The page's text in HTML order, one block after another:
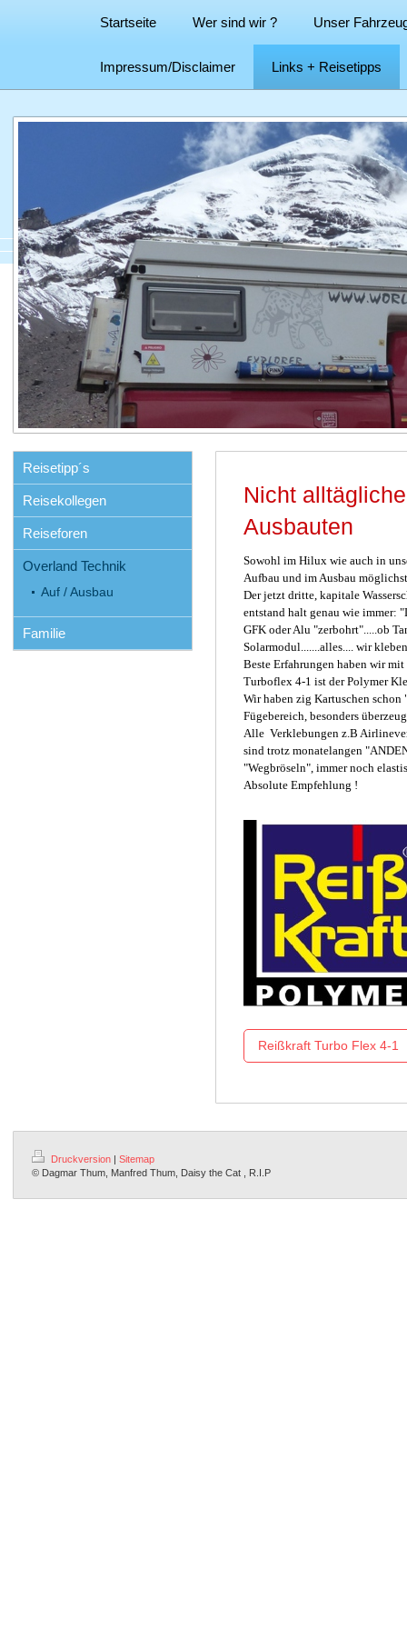
Startseite Wer sind wir ? Unser
Impressum/Disclaimer Links + Reisetipps
Reisetipp´s
Reisekollegen
Reiseforen
Overland Technik
Auf / Ausbau
Familie
Nicht
Ausbauten
Sowohl im Hilux wie auch in
Aufbau und im Ausbau
Der jetzt dritte, kapitale
entstand halt genau wie immer:
GFK oder Alu "zerbohrt".....ob
Solarmodul.......alles.... wir
Beste Erfahrungen haben wir
Turboflex 4-1 ist der Polymer
Wir haben zig Kartuschen
Fügebereich, besonders
Alle Verklebungen z.B
sind trotz monatelangen
"Wegbröseln", immer noch
Absolute Empfehlung !
Reißkraft Turbo Flex 4-1
Druckversion | Sitemap
© Dagmar Thum, Manfred Thum, Daisy the Cat , R.I.P